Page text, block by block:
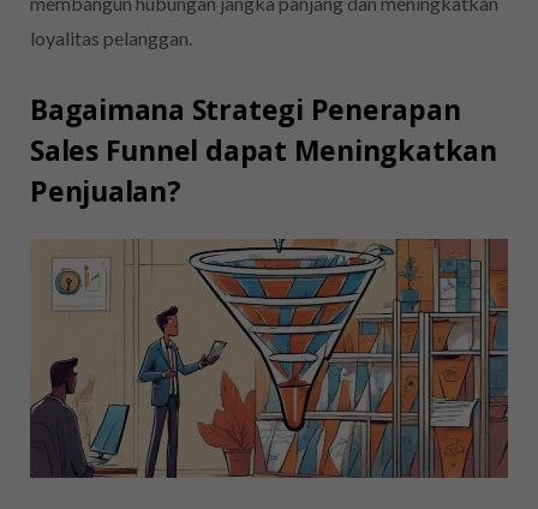
loyalitas pelanggan.
Bagaimana Strategi Penerapan
Sales Funnel dapat Meningkatkan
Penjualan?